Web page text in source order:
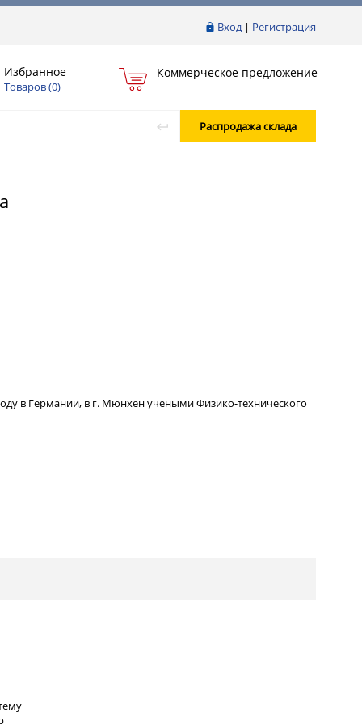
Вход| Регистрация
Избранное
Товаров (0)
Коммерческое предложение
Распродажа склада
в Германии, в г. Мюнхен учеными Физико-технического